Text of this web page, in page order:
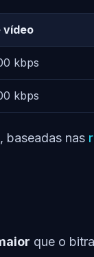
vídeo
kbps
kbps
, baseadas nas
que o